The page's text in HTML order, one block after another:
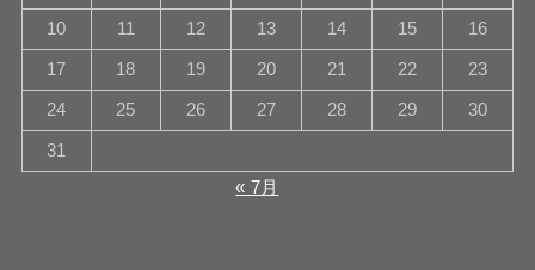
10 11 12 13 14 15 16
17 18 19 20 21 22 23
24 25 26 27 28 29 30
31
« 7月